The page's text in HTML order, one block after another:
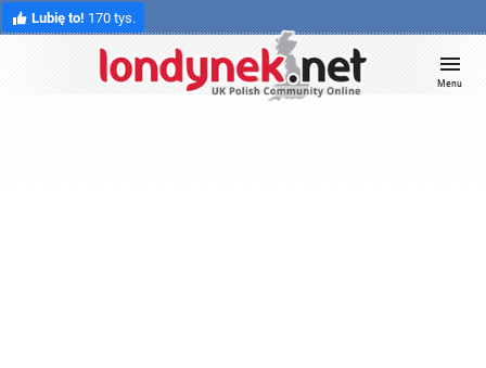
Lubię to! 170 tys.
Menu